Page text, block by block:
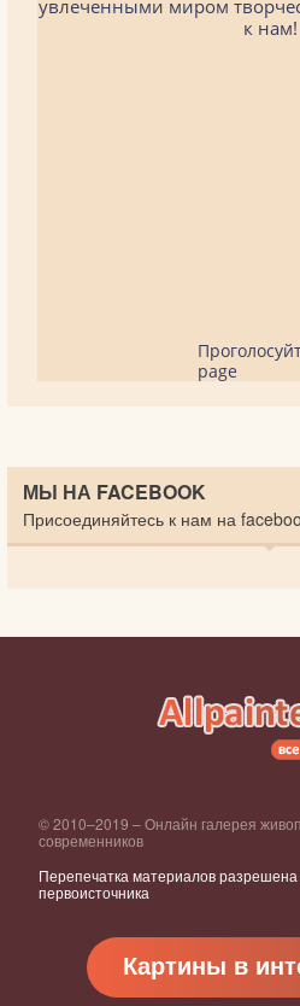
увлеченными миром
к нам!
page
МЫ НА FACEBOOK
Присоединяйтесь к нам на
© 2010–2019 – Онлайн галерея
современников
Перепечатка материалов разрешена
первоисточника
Картины в